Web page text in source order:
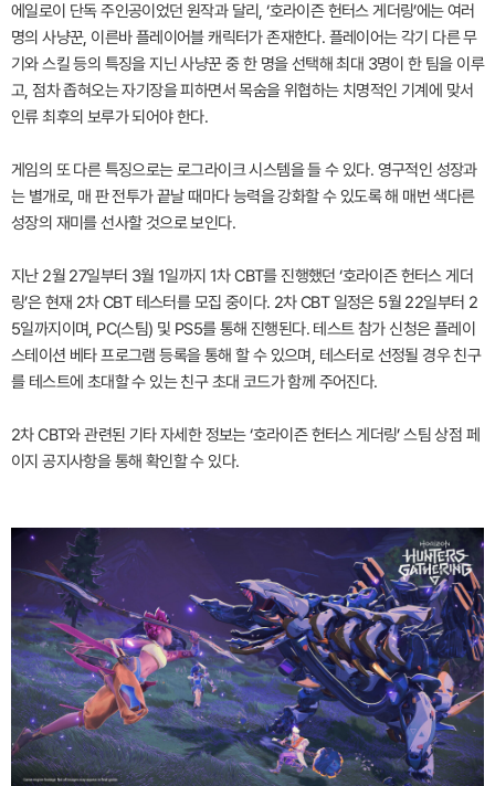
에일로이 단독 주인공이었던 원작과 달리, ‘호라이즌 헌터스 게더링’에는 여러
명의 사냥꾼, 이른바 플레이어블 캐릭터가 존재한다. 플레이어는 각기 다른 무
기와 스킬 등의 특징을 지닌 사냥꾼 중 한 명을 선택해 최대 3명이 한 팀을 이루
고, 점차 좁혀오는 자기장을 피하면서 목숨을 위협하는 치명적인 기계에 맞서
인류 최후의 보루가 되어야 한다.
게임의 또 다른 특징으로는 로그라이크 시스템을 들 수 있다. 영구적인 성장과
는 별개로, 매 판 전투가 끝날 때마다 능력을 강화할 수 있도록 해 매번 색다른
성장의 재미를 선사할 것으로 보인다.
지난 2월 27일부터 3월 1일까지 1차 CBT를 진행했던 ‘호라이즌 헌터스 게더
링’은 현재 2차 CBT 테스터를 모집 중이다. 2차 CBT 일정은 5월 22일부터 2
5일까지이며, PC(스팀) 및 PS5를 통해 진행된다. 테스트 참가 신청은 플레이
스테이션 베타 프로그램 등록을 통해 할 수 있으며, 테스터로 선정될 경우 친구
를 테스트에 초대할 수 있는 친구 초대 코드가 함께 주어진다.
2차 CBT와 관련된 기타 자세한 정보는 ‘호라이즌 헌터스 게더링’ 스팀 상점 페
이지 공지사항을 통해 확인할 수 있다.